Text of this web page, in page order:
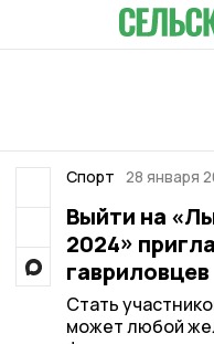
Спорт 28 января
Выйти на
2024»
гавриловцев
Стать
может любой